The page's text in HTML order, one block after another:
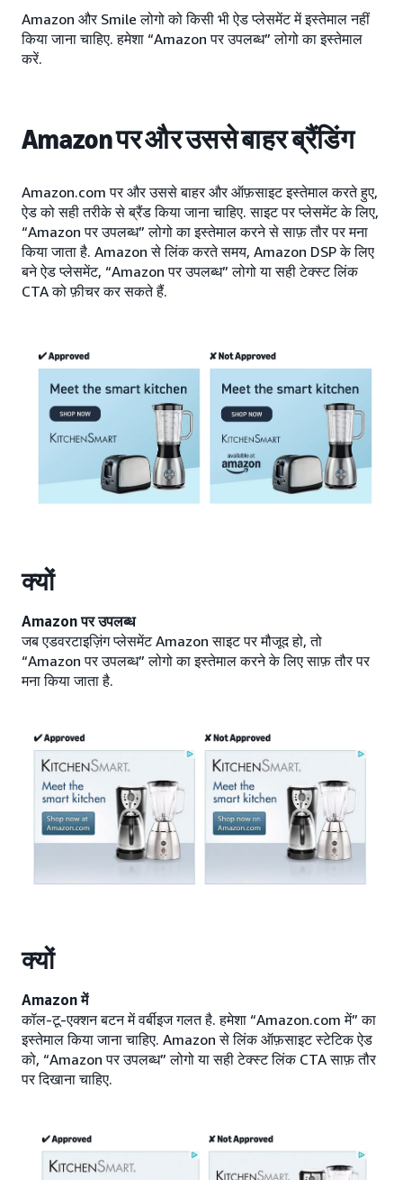
Amazon और Smile लोगो को किसी भी ऐड प्लेसमेंट में इस्तेमाल नहीं
किया जाना चाहिए. हमेशा “Amazon पर उपलब्ध” लोगो का इस्तेमाल
करें.
Amazon पर और उससे बाहर ब्रैंडिंग
Amazon.com पर और उससे बाहर और ऑफ़साइट इस्तेमाल करते हुए,
ऐड को सही तरीके से ब्रैंड किया जाना चाहिए. साइट पर प्लेसमेंट के लिए,
“Amazon पर उपलब्ध” लोगो का इस्तेमाल करने से साफ़ तौर पर मना
किया जाता है. Amazon से लिंक करते समय, Amazon DSP के लिए
बने ऐड प्लेसमेंट, “Amazon पर उपलब्ध” लोगो या सही टेक्स्ट लिंक
CTA को फ़ीचर कर सकते हैं.
क्यों
Amazon पर उपलब्ध
जब एडवरटाइज़िंग प्लेसमेंट Amazon साइट पर मौजूद हो, तो
“Amazon पर उपलब्ध” लोगो का इस्तेमाल करने के लिए साफ़ तौर पर
मना किया जाता है.
क्यों
Amazon में
कॉल-टू-एक्शन बटन में वर्बीइज गलत है. हमेशा “Amazon.com में” का
इस्तेमाल किया जाना चाहिए. Amazon से लिंक ऑफ़साइट स्टेटिक ऐड
को, “Amazon पर उपलब्ध” लोगो या सही टेक्स्ट लिंक CTA साफ़ तौर
पर दिखाना चाहिए.